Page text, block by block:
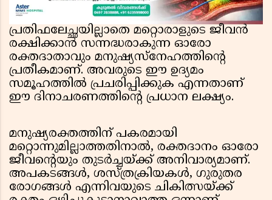
പ്രതിഫലേച്ഛയില്ലാതെ മറ്റൊരാളുടെ ജീവൻ
രക്ഷിക്കാൻ സന്നദ്ധരാകുന്ന ഓരോ
രക്തദാതാവും മനുഷ്യസ്നേഹത്തിൻ്റെ
പ്രതീകമാണ്. അവരുടെ ഈ ഉദ്യമം
സമൂഹത്തിൽ പ്രചരിപ്പിക്കുക എന്നതാണ്
ഈ ദിനാചരണത്തിൻ്റെ പ്രധാന ലക്ഷ്യം.
മനുഷ്യരക്തത്തിന് പകരമായി
മറ്റൊന്നുമില്ലാത്തതിനാൽ, രക്തദാനം ഓരോ
ജീവൻ്റെയും തുടർച്ചയ്ക്ക് അനിവാര്യമാണ്.
അപകടങ്ങൾ, ശസ്ത്രക്രിയകൾ, ഗുരുതര
രോഗങ്ങൾ എന്നിവയുടെ ചികിത്സയ്ക്ക്